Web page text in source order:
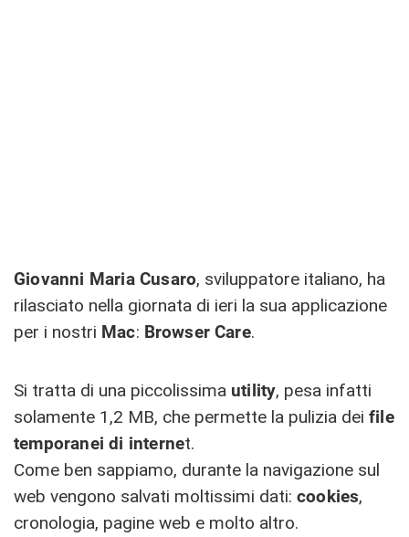
Giovanni Maria Cusaro, sviluppatore italiano, ha
rilasciato nella giornata di ieri la sua applicazione
per i nostri Mac: Browser Care.
Si tratta di una piccolissima utility, pesa infatti
solamente 1,2 MB, che permette la pulizia dei file
temporanei di internet.
Come ben sappiamo, durante la navigazione sul
web vengono salvati moltissimi dati: cookies,
cronologia, pagine web e molto altro.